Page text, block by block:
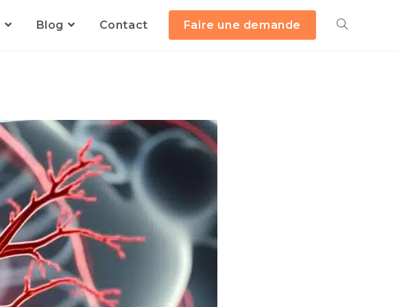
Blog Contact Faire une demande